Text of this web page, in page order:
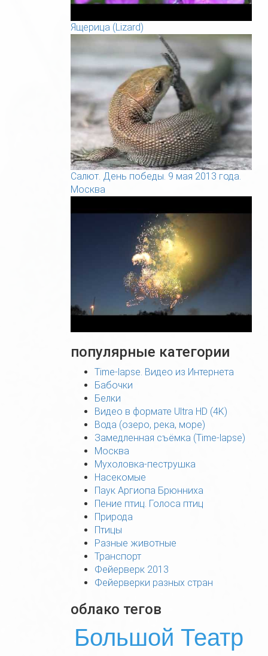
Ящерица (Lizard)
Салют. День победы. 9 мая 2013 года.
Москва
популярные категории
Time-lapse. Видео из Интернета
Бабочки
Белки
Видео в формате Ultra HD (4K)
Вода (озеро, река, море)
Замедленная съёмка (Time-lapse)
Москва
Мухоловка-пеструшка
Насекомые
Паук Аргиопа Брюнниха
Пение птиц. Голоса птиц
Природа
Птицы
Разные животные
Транспорт
Фейерверк 2013
Фейерверки разных стран
облако тегов
Большой Театр